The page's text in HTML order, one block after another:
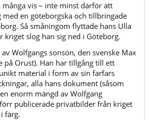
många vis – inte minst därför att
med en göteborgska och tillbringade
Så småningom flyttade hans Ulla
kriget slog han sig ned i Göteborg.
Wolfgangs sonson, den svenske Max
på Orust). Han har tillgång till ett
material i form av sin farfars
alla hans dokument (såsom
enorm mängd av Wolfgang
publicerade privatbilder från kriget
färg.